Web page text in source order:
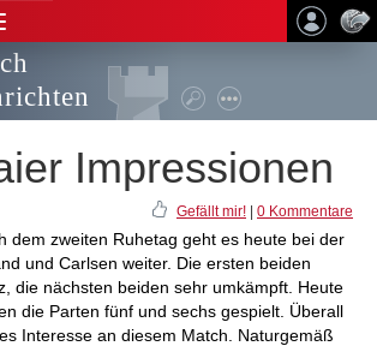
Impressionen
Gefällt mir! 0 Kommentare
dem zweiten Ruhetag geht es heute bei der
und Carlsen weiter. Die ersten beiden
die nächsten beiden sehr umkämpft. Heute
die Parten fünf und sechs gespielt. Überall
Interesse an diesem Match. Naturgemäß